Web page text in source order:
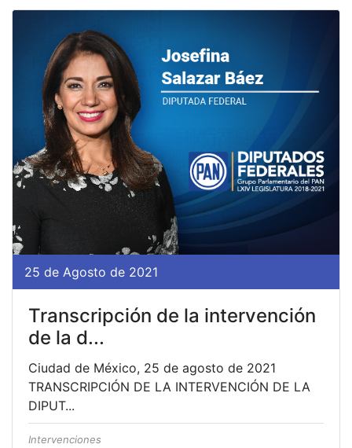
25 de Agosto de 2021
Transcripción de la intervención
de la d...
Ciudad de México, 25 de agosto de 2021
TRANSCRIPCIÓN DE LA INTERVENCIÓN DE LA
DIPUT...
Intervenciones